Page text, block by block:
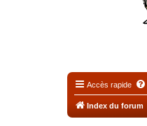
Accès rapide
Index du forum